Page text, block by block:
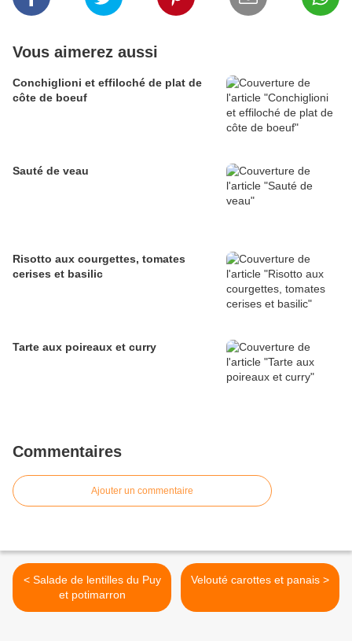
Vous aimerez aussi
Conchiglioni et effiloché de plat de
côte de boeuf
Sauté de veau
Risotto aux courgettes, tomates
cerises et basilic
Tarte aux poireaux et curry
Commentaires
Ajouter un commentaire
< Salade de lentilles du Puy
et potimarron
Velouté carottes et panais >